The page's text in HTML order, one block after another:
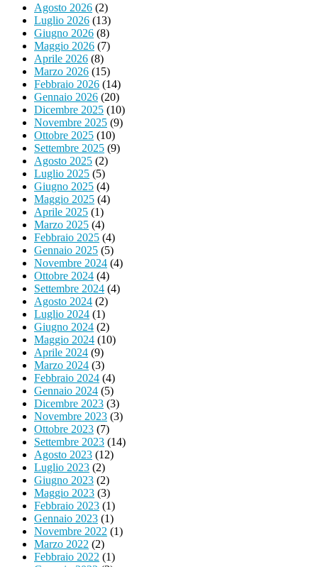
Agosto 2026 (2)
Luglio 2026 (13)
Giugno 2026 (8)
Maggio 2026 (7)
Aprile 2026 (8)
Marzo 2026 (15)
Febbraio 2026 (14)
Gennaio 2026 (20)
Dicembre 2025 (10)
Novembre 2025 (9)
Ottobre 2025 (10)
Settembre 2025 (9)
Agosto 2025 (2)
Luglio 2025 (5)
Giugno 2025 (4)
Maggio 2025 (4)
Aprile 2025 (1)
Marzo 2025 (4)
Febbraio 2025 (4)
Gennaio 2025 (5)
Novembre 2024 (4)
Ottobre 2024 (4)
Settembre 2024 (4)
Agosto 2024 (2)
Luglio 2024 (1)
Giugno 2024 (2)
Maggio 2024 (10)
Aprile 2024 (9)
Marzo 2024 (3)
Febbraio 2024 (4)
Gennaio 2024 (5)
Dicembre 2023 (3)
Novembre 2023 (3)
Ottobre 2023 (7)
Settembre 2023 (14)
Agosto 2023 (12)
Luglio 2023 (2)
Giugno 2023 (2)
Maggio 2023 (3)
Febbraio 2023 (1)
Gennaio 2023 (1)
Novembre 2022 (1)
Marzo 2022 (2)
Febbraio 2022 (1)